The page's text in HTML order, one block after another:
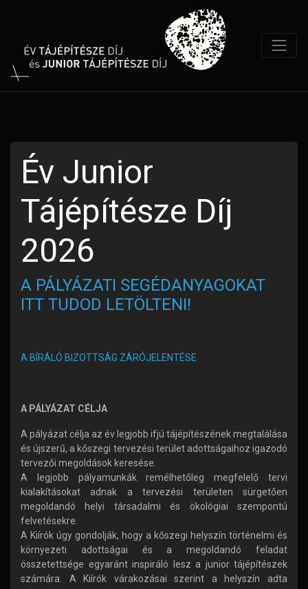
Év Junior
Tájépítésze Díj
2026
A PÁLYÁZATI SEGÉDANYAGOKAT
ITT TUDOD LETÖLTENI!
A BÍRÁLÓ BIZOTTSÁG ZÁRÓJELENTÉSE
A PÁLYÁZAT CÉLJA
A pályázat célja az év legjobb ifjú tájépítészének megtalálása
és újszerű, a kőszegi tervezési terület adottságaihoz igazodó
tervezői megoldások keresése.
A legjobb pályamunkák remélhetőleg megfelelő tervi
kialakításokat adnak a tervezési területen sürgetően
megoldandó helyi társadalmi és ökológiai szempontú
felvetésekre.
A Kiírók úgy gondolják, hogy a kőszegi helyszín történelmi és
környezeti adottságai és a megoldandó feladat
összetettsége egyaránt inspiráló lesz a junior tájépítészek
számára. A Kiírók várakozásai szerint a helyszín adta